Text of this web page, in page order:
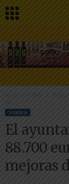
Inicio Tudela
El
TUDELA
El
88.700
mejoras